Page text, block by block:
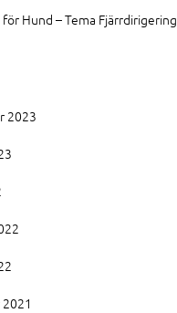
för Hund – Tema Fjärrdirigering
2023